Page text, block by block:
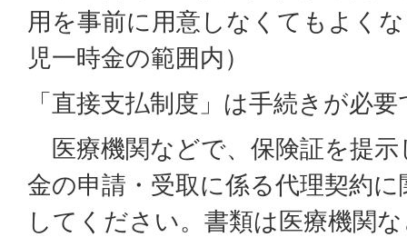
用を事前に用意しなくてもよく
児一時金の範囲内）
「直接支払制度」は手続きが必
医療機関などで、保険証を提示
金の申請・受取に係る代理契約
してください。書類は医療機関